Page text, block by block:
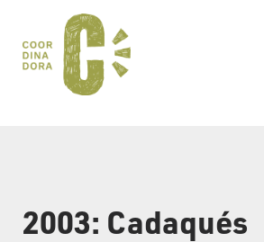
2003: Cadaqués